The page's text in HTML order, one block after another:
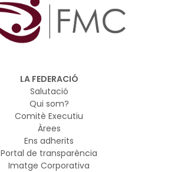
LA FEDERACIÓ
Salutació
Qui som?
Comitè Executiu
Àrees
Ens adherits
Portal de transparència
Imatge Corporativa